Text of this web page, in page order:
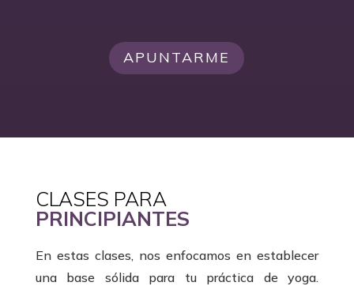
APUNTARME
CLASES PARA
PRINCIPIANTES
En estas clases, nos enfocamos en establecer
una base sólida para tu práctica de yoga.